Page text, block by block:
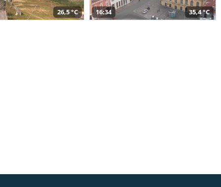
26,5 °C 16:34 35,4 °C